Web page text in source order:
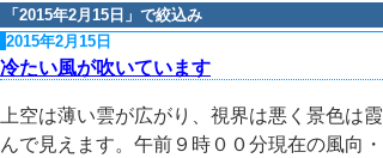
「 2015年2月15日 」で絞込み
2015年2月15日
冷たい風が吹いています
上空は薄い雲が広がり、視界は悪く景色は霞
んで見えます。午前９時００分現在の風向・